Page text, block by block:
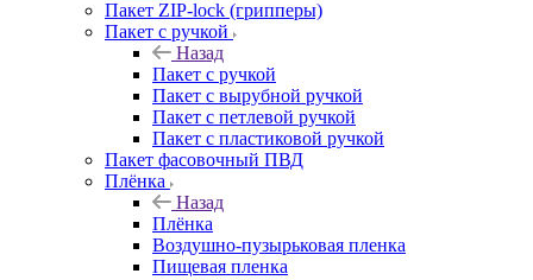
Пакет ZIP-lock (грипперы)
Пакет с ручкой
Назад
Пакет с ручкой
Пакет с вырубной ручкой
Пакет с петлевой ручкой
Пакет с пластиковой ручкой
Пакет фасовочный ПВД
Плёнка
Назад
Плёнка
Воздушно-пузырьковая пленка
Пищевая пленка